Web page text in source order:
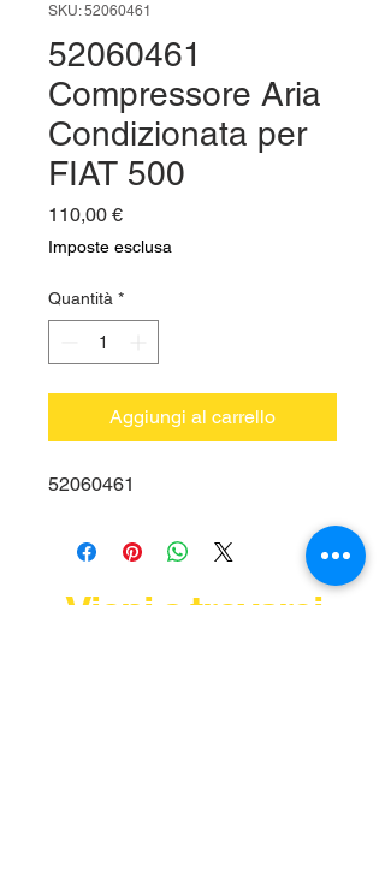
SKU: 52060461
52060461
Compressore Aria
Condizionata per
FIAT 500
110,00 €Prezzo
Imposte esclusa
Quantità *
Aggiungi al carrello
52060461
Vieni a trovarci